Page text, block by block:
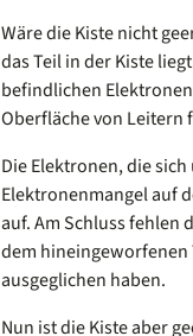
Wäre die Kiste nicht
das Teil in der Kiste
befindlichen
Oberfläche von Leitern
Die Elektronen, die
Elektronenmangel auf
auf. Am Schluss fehlen
dem hineingeworfenen
ausgeglichen haben.
Nun ist die Kiste aber